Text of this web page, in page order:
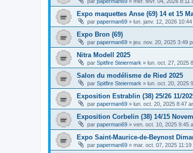
Expo maquettes Anse (69) 14 et 15
par paperman69 » lun. janv. 12, 2026
Expo Bron (69)
par paperman69 » jeu. nov. 20, 2025 3:49
Nitra Modell 2025
par Spitfire Steiermark » lun. oct. 27, 2025
Salon du modélisme de Ried 2025
par Spitfire Steiermark » lun. oct. 20, 2025
Exposition Estrablin (38) 25/26 11/
par paperman69 » lun. oct. 20, 2025 8:47
Exposition Corbelin (38) 14/15
par paperman69 » ven. oct. 10, 2025 9:45
Expo Saint-Maurice-de-Beynost
par paperman69 » mar. oct. 07, 2025 11:19